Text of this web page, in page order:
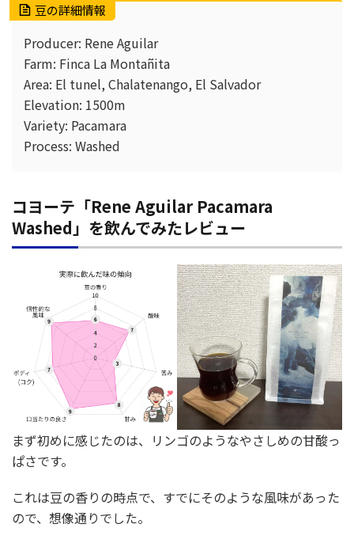
豆の詳細情報
Producer: Rene Aguilar
Farm: Finca La Montañita
Area: El tunel, Chalatenango, El Salvador
Elevation: 1500m
Variety: Pacamara
Process: Washed
コヨーテ「Rene Aguilar Pacamara
Washed」を飲んでみたレビュー
まず初めに感じたのは、リンゴのようなやさしめの甘酸っ
ぱさです。
これは豆の香りの時点で、すでにそのような風味があった
ので、想像通りでした。